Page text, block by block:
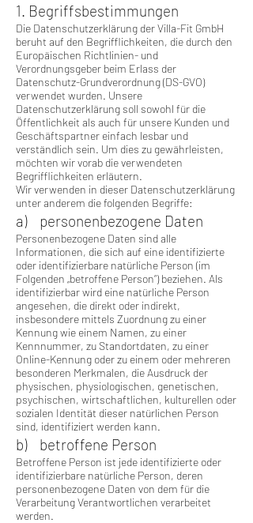
1. Begriffsbestimmungen
Die Datenschutzerklärung der Villa-Fit GmbH
beruht auf den Begrifflichkeiten, die durch den
Europäischen Richtlinien- und
Verordnungsgeber beim Erlass der
Datenschutz-Grundverordnung (DS-GVO)
verwendet wurden. Unsere
Datenschutzerklärung soll sowohl für die
Öffentlichkeit als auch für unsere Kunden und
Geschäftspartner einfach lesbar und
verständlich sein. Um dies zu gewährleisten,
möchten wir vorab die verwendeten
Begrifflichkeiten erläutern.
Wir verwenden in dieser Datenschutzerklärung
unter anderem die folgenden Begriffe:
a) personenbezogene Daten
Personenbezogene Daten sind alle
Informationen, die sich auf eine identifizierte
oder identifizierbare natürliche Person (im
Folgenden „betroffene Person“) beziehen. Als
identifizierbar wird eine natürliche Person
angesehen, die direkt oder indirekt,
insbesondere mittels Zuordnung zu einer
Kennung wie einem Namen, zu einer
Kennnummer, zu Standortdaten, zu einer
Online-Kennung oder zu einem oder mehreren
besonderen Merkmalen, die Ausdruck der
physischen, physiologischen, genetischen,
psychischen, wirtschaftlichen, kulturellen oder
sozialen Identität dieser natürlichen Person
sind, identifiziert werden kann.
b) betroffene Person
Betroffene Person ist jede identifizierte oder
identifizierbare natürliche Person, deren
personenbezogene Daten von dem für die
Verarbeitung Verantwortlichen verarbeitet
werden.